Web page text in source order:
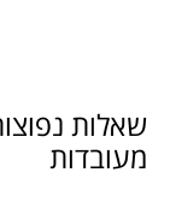
שאלות
מעובדות